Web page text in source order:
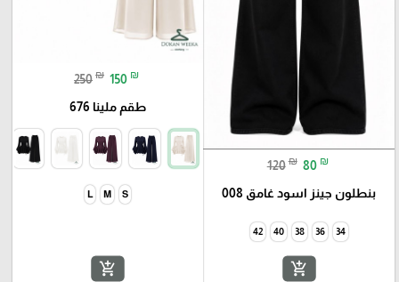
120 ₪ 80 ₪
بنطلون جينز اسود غامق 008
‏34
‏36
‏38
‏40
‏42
add_shopping_cart
250 ₪ 150 ₪
طقم ملينا 676
add_shopping_cart